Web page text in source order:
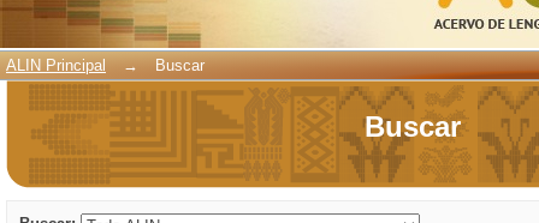
ALIN Principal → Buscar
Buscar